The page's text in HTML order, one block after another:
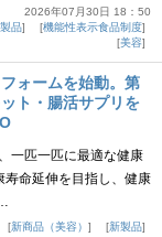
2026年07月30日 18：50
品
機能性表示食品制度
美容
ォームを始動。第
ト・腸活サプリを
一匹一匹に最適な健康
寿命延伸を目指し、健康
新商品（美容） 新製品